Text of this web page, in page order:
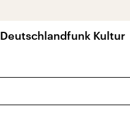
Kultur
und Podcasts